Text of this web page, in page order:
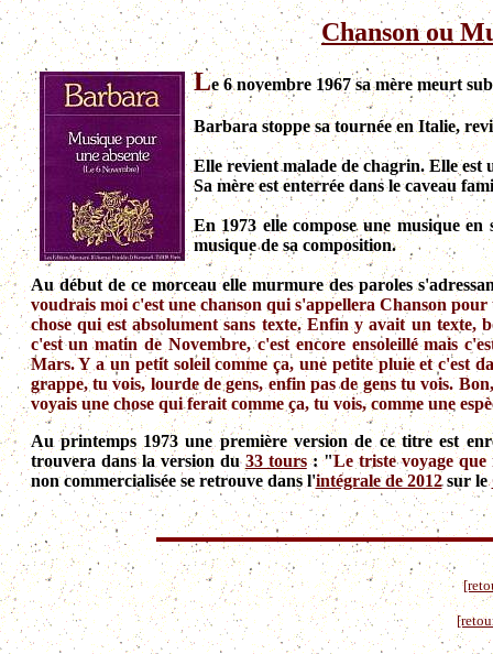
Chanson ou
Le 6 novembre 1967 sa mère meurt
Barbara stoppe sa tournée en Italie,
Elle revient malade de chagrin. Elle est
Sa mère est enterrée dans le caveau
En 1973 elle compose une musique
musique de sa composition.
Au début de ce morceau elle murmure des paroles
voudrais moi c'est une chanson qui s'appellera Chanson
chose qui est absolument sans texte. Enfin y avait un
c'est un matin de Novembre, c'est encore ensoleillé mais
Mars. Y a un petit soleil comme ça, une petite pluie et c'est
grappe, tu vois, lourde de gens, enfin pas de gens tu vois.
voyais une chose qui ferait comme ça, tu vois, comme une
Au printemps 1973 une première version de ce titre est
trouvera dans la version du33 tours: "Le triste voyage que
non commercialisée se retrouve dans l'intégrale de 2012sur le